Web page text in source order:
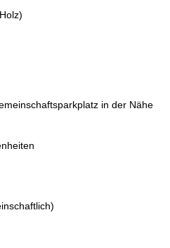
in der Nähe